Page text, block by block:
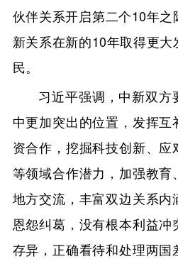
伙伴关系开启第二个10年
新关系在新的10年取得更大
民。
习近平强调，中新双方
中更加突出的位置，发挥
资合作，挖掘科技创新、
等领域合作潜力，加强教育
地方交流，丰富双边关系内
恩怨纠葛，没有根本利益冲
存异，正确看待和处理两